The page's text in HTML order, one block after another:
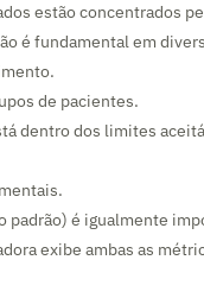
estão concentrados
é fundamental em
de pacientes.
dentro dos limites
padrão) é igualmente
exibe ambas as